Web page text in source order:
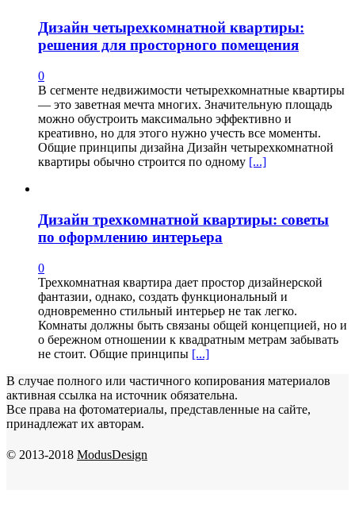
Дизайн четырехкомнатной квартиры:
решения для просторного помещения
0
В сегменте недвижимости четырехкомнатные квартиры
— это заветная мечта многих. Значительную площадь
можно обустроить максимально эффективно и
креативно, но для этого нужно учесть все моменты.
Общие принципы дизайна Дизайн четырехкомнатной
квартиры обычно строится по одному [...]
Дизайн трехкомнатной квартиры: советы
по оформлению интерьера
0
Трехкомнатная квартира дает простор дизайнерской
фантазии, однако, создать функциональный и
одновременно стильный интерьер не так легко.
Комнаты должны быть связаны общей концепцией, но и
о бережном отношении к квадратным метрам забывать
не стоит. Общие принципы [...]
В случае полного или частичного копирования материалов
активная ссылка на источник обязательна.
Все права на фотоматериалы, представленные на сайте,
принадлежат их авторам.
© 2013-2018 ModusDesign